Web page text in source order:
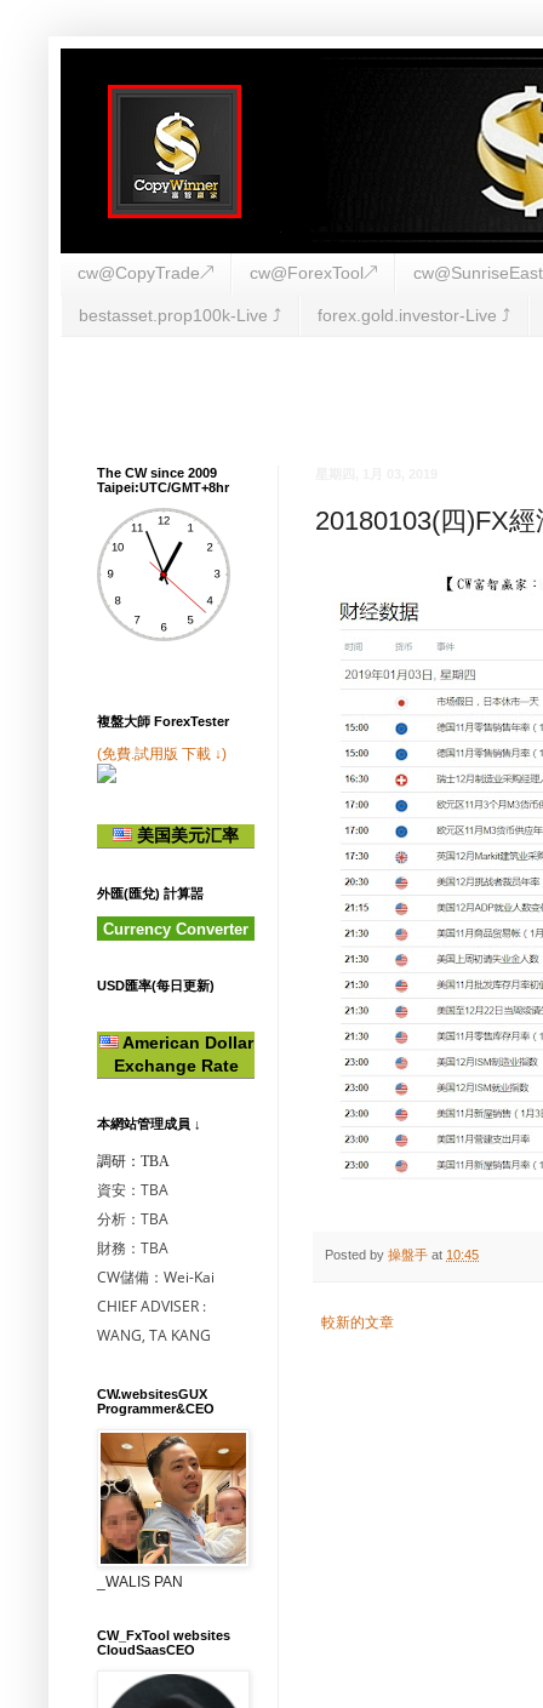
cw@CopyTrade↗ cw@ForexTool↗
bestasset.prop100k-Live ⤴︎ forex.gold.investor-Live ⤴︎
20180103(四)FX
Posted by 操盤手 at 10:45
較新的文章
The CW since 2009
Taipei:UTC/GMT+8hr
複盤大師 ForexTester
(免費.試用版 下載 ↓)
美国美元汇率
外匯(匯兌) 計算噐
Currency Converter
USD匯率(每日更新)
American Dollar
Exchange Rate
本網站管理成員 ↓
調研：TBA
資安：TBA
分析：TBA
財務：TBA
CW儲備：Wei-Kai
CHIEF ADVISER :
WANG, TA KANG
CW.websitesGUX
Programmer&CEO
_WALIS PAN
CW_FxTool websites
CloudSaasCEO